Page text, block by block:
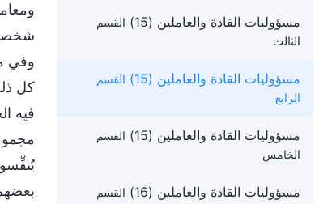
مسؤوليات القادة والعاملين (15)
القسم
الثالث
مسؤوليات القادة والعاملين (15)
القسم
الرابع
مسؤوليات القادة والعاملين (15)
القسم
الخامس
مسؤوليات القادة والعاملين (16)
القسم
وفي
كل
فيه